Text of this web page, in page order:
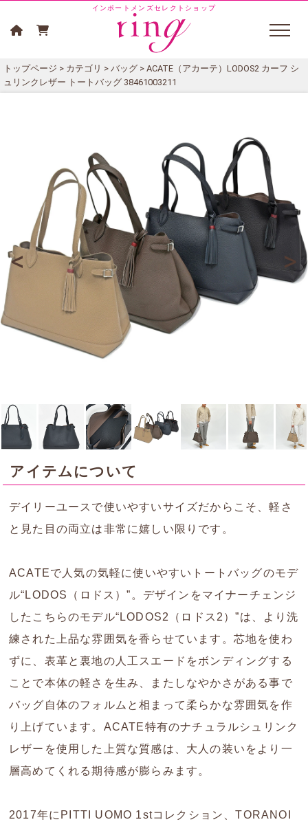
インポートメンズセレクトショップ
トップページ > カテゴリ > バッグ > ACATE（アカーテ）LODOS2 カーフ シ
ュリンクレザー トートバッグ 38461003211
アイテムについて
デイリーユースで使いやすいサイズだからこそ、軽さ
と見た目の両立は非常に嬉しい限りです。
ACATEで人気の気軽に使いやすいトートバッグのモデ
ル“LODOS（ロドス）”。デザインをマイナーチェンジ
したこちらのモデル“LODOS2（ロドス2）”は、より洗
練された上品な雰囲気を香らせています。芯地を使わ
ずに、表革と裏地の人工スエードをボンディングする
ことで本体の軽さを生み、またしなやかさがある事で
バッグ自体のフォルムと相まって柔らかな雰囲気を作
り上げています。ACATE特有のナチュラルシュリンク
レザーを使用した上質な質感は、大人の装いをより一
層高めてくれる期待感が膨らみます。
2017年にPITTI UOMO 1stコレクション、TORANOI